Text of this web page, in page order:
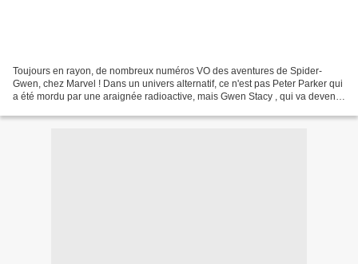
Toujours en rayon, de nombreux numéros VO des aventures de Spider-
Gwen, chez Marvel ! Dans un univers alternatif, ce n'est pas Peter Parker qui
a été mordu par une araignée radioactive, mais Gwen Stacy , qui va devenir